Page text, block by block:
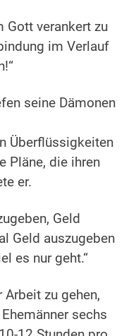
Gott verankert zu
im Verlauf
seine Dämonen
Überflüssigkeiten
Pläne, die ihren
er.
Geld
Geld auszugeben
es nur geht.“
Arbeit zu gehen,
sechs